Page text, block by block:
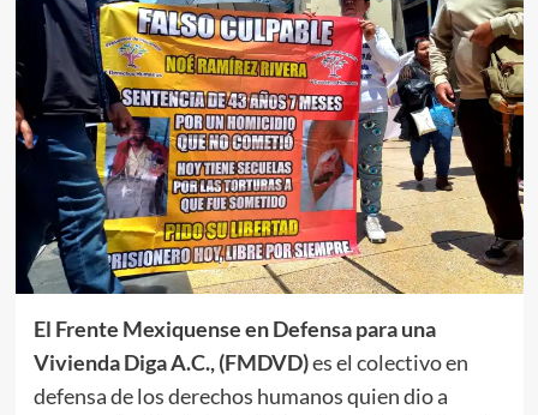
El Frente Mexiquense en Defensa para una
Vivienda Diga A.C., (FMDVD)es el colectivo en
defensa de los derechos humanos quien dio a